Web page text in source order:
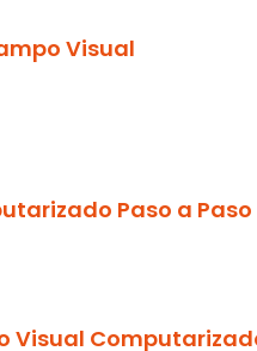
Visual
Paso a Paso
Visual